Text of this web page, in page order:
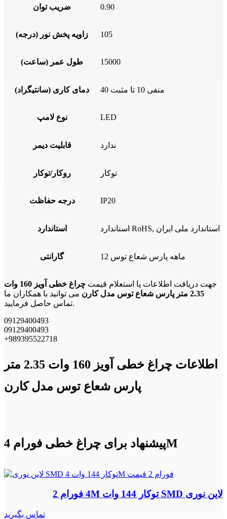
ضریب توان 0.90
زاویه پخش نور (درجه) 105
طول عمر (ساعت) 15000
دمای کاری (سانتیگراد) منفی 10 تا مثبت 40
نوع لامپ LED
قابلیت دیمر ندارد
روکار/توکار توکار
درجه حفاظت IP20
استاندارد استاندارد RoHS, استاندارد ملی ایران
گارانتی 12 ماهه پارس شعاع توس
جهت دریافت اطلاعات یا استعلام قیمت
چراغ خطی آویز 160 وات
2.35 متر پارس شعاع توس مدل کارن
می توانید با همکاران ما
تماس حاصل فرمایید.
09129400493
09129400493
+989395522718
اطلاعات چراغ خطی آویز 160 وات 2.35 متر
پارس شعاع توس مدل کارن
پیشنهاد برای چراغ خطی فورام 4M
لاین نوری SMD توکار 144 وات 4M فورام 2
تماس بگیرید